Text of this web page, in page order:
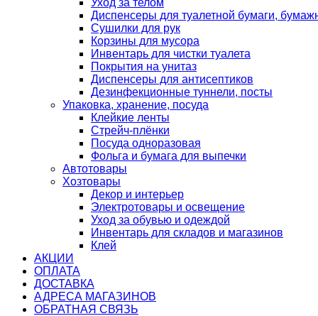
Диспенсеры для туалетной бумаги,
Сушилки для рук
Корзины для мусора
Инвентарь для чистки туалета
Покрытия на унитаз
Диспенсеры для антисептиков
Дезинфекционные туннели, посты
Упаковка, хранение, посуда
Клейкие ленты
Стрейч-плёнки
Посуда одноразовая
Фольга и бумага для выпечки
Автотовары
Хозтовары
Декор и интерьер
Электротовары и освещение
Уход за обувью и одеждой
Инвентарь для складов и магазинов
Клей
АКЦИИ
ОПЛАТА
ДОСТАВКА
АДРЕСА МАГАЗИНОВ
ОБРАТНАЯ СВЯЗЬ